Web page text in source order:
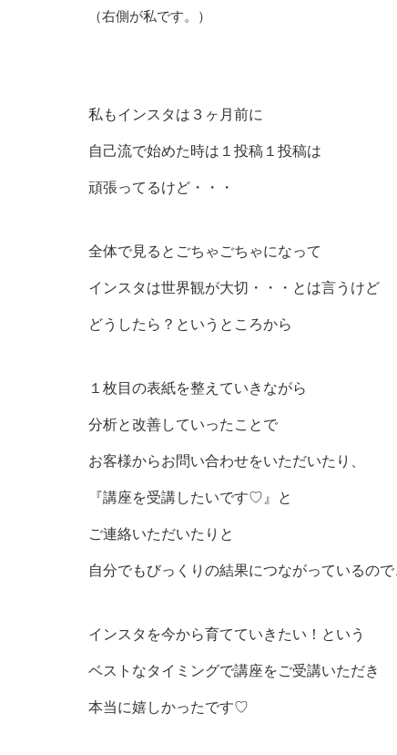
（右側が私です。）
私もインスタは３ヶ月前に
自己流で始めた時は１投稿１投稿は
頑張ってるけど・・・
全体で見るとごちゃごちゃになって
インスタは世界観が大切・・・とは言うけど
どうしたら？というところから
１枚目の表紙を整えていきながら
分析と改善していったことで
お客様からお問い合わせをいただいたり、
『講座を受講したいです♡』と
ご連絡いただいたりと
自分でもびっくりの結果につながっているので
インスタを今から育てていきたい！という
ベストなタイミングで講座をご受講いただき
本当に嬉しかったです♡